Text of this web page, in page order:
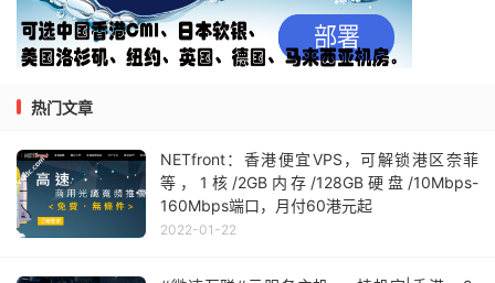
热门文章
NETfront：香港便宜VPS，可解锁港区奈菲
等，1核/2GB内存/128GB硬盘/10Mbps-
160Mbps端口，月付60港元起
2022-01-22